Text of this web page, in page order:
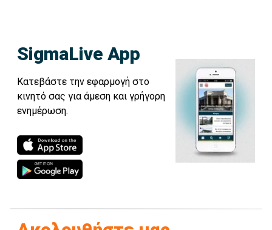
SigmaLive App
Κατεβάστε την εφαρμογή στο
κινητό σας για άμεση και γρήγορη
ενημέρωση.